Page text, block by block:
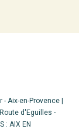
Aix-en-Provence |
d'Eguilles -
: AIX EN